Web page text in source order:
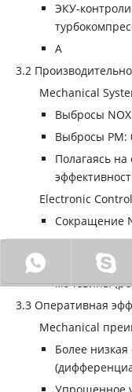
ЭКУ-
А
‌3.2
‌Mechanical
Выбросы
Выбросы PM:
Полагаясь на
‌Electronic
Сокращение
Уровни ПМ
мочевины
‌3.3 Оперативная
‌Mechanical
Более
0086 18772211931